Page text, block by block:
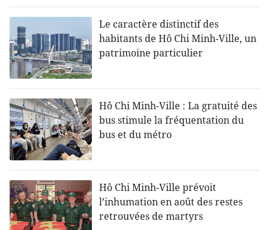
Le caractère distinctif des
habitants de Hô Chi Minh-Ville, un
patrimoine particulier
Hô Chi Minh-Ville : La gratuité des
bus stimule la fréquentation du
bus et du métro
Hô Chi Minh-Ville prévoit
l’inhumation en août des restes
retrouvées de martyrs